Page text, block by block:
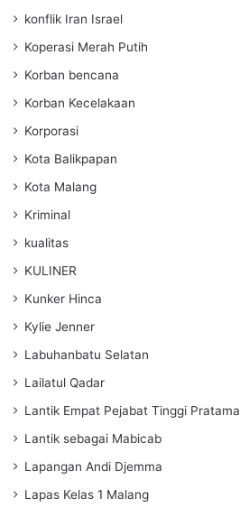
konflik Iran Israel
Koperasi Merah Putih
Korban bencana
Korban Kecelakaan
Korporasi
Kota Balikpapan
Kota Malang
Kriminal
kualitas
KULINER
Kunker Hinca
Kylie Jenner
Labuhanbatu Selatan
Lailatul Qadar
Lantik Empat Pejabat Tinggi Pratama
Lantik sebagai Mabicab
Lapangan Andi Djemma
Lapas Kelas 1 Malang